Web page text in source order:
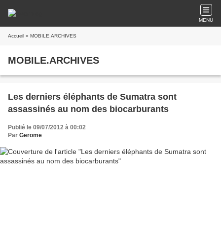
MENU
Accueil » MOBILE.ARCHIVES
MOBILE.ARCHIVES
Les derniers éléphants de Sumatra sont
assassinés au nom des biocarburants
Publié le 09/07/2012 à 00:02
Par Gerome